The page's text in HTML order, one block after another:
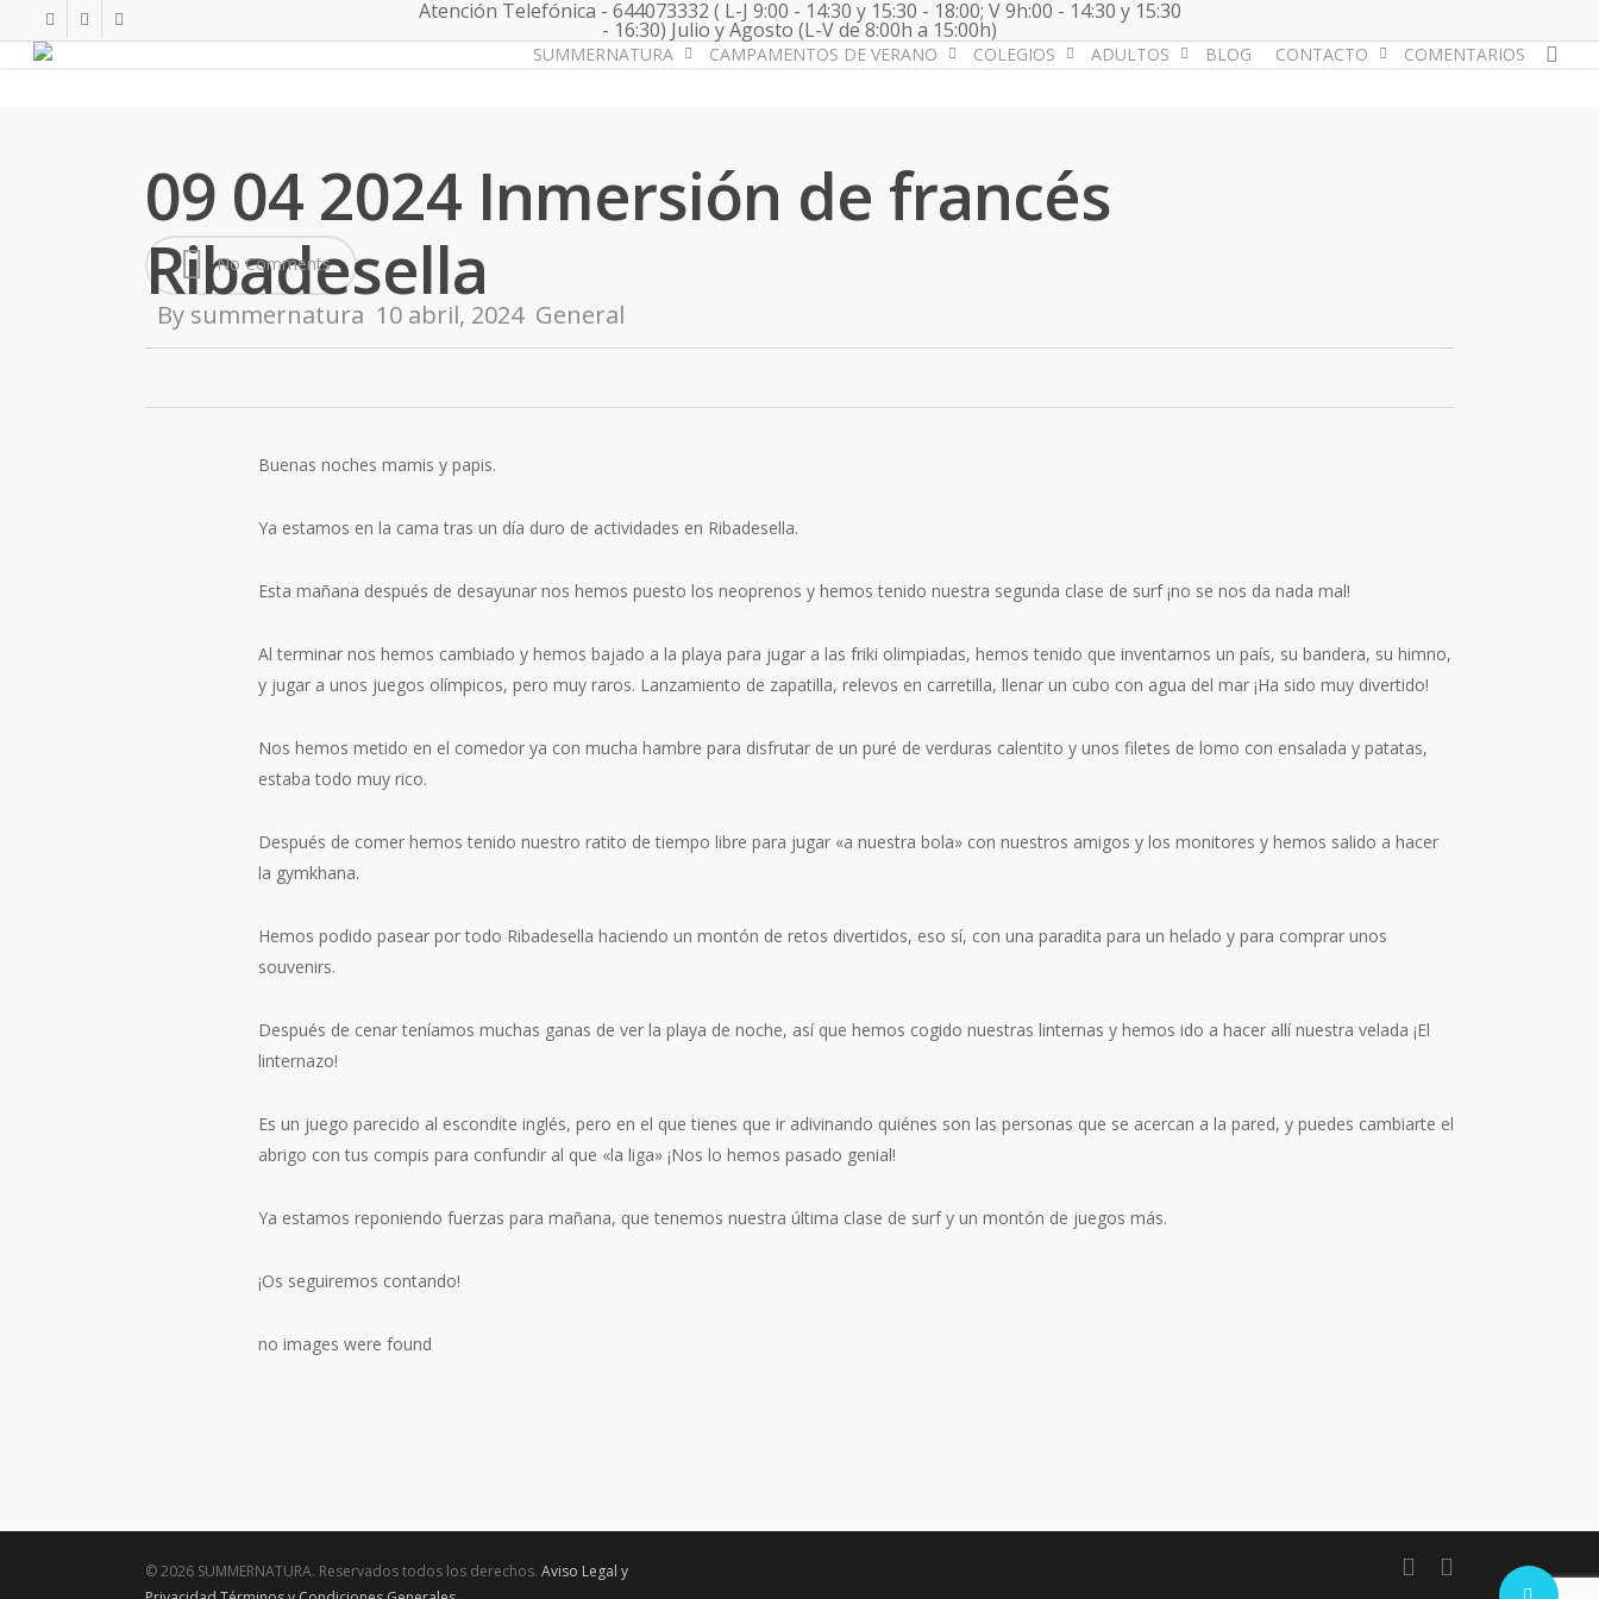
to
twitterfacebookinstagram Atención Telefónica - 644073332 ( L-J 9:00 - 14:30 y 15:30 - 18:00; V 9h:00 - 14:30 y 15:30
- 16:30) Julio y Agosto (L-V de 8:00h a 15:00h)
SUMMERNATURA CAMPAMENTOS DE VERANO COLEGIOS ADULTOS BLOG CONTACTO COMENTARIOS
09 04 2024 Inmersión de francés
Ribadesella
By summernatura 10 abril, 2024 General
No Comments
Buenas noches mamis y papis.
Ya estamos en la cama tras un día duro de actividades en Ribadesella.
Esta mañana después de desayunar nos hemos puesto los neoprenos y hemos tenido nuestra segunda clase de surf ¡no se nos da nada mal!
Al terminar nos hemos cambiado y hemos bajado a la playa para jugar a las friki olimpiadas, hemos tenido que inventarnos un país, su bandera, su himno,
y jugar a unos juegos olímpicos, pero muy raros. Lanzamiento de zapatilla, relevos en carretilla, llenar un cubo con agua del mar ¡Ha sido muy divertido!
Nos hemos metido en el comedor ya con mucha hambre para disfrutar de un puré de verduras calentito y unos filetes de lomo con ensalada y patatas,
estaba todo muy rico.
Después de comer hemos tenido nuestro ratito de tiempo libre para jugar «a nuestra bola» con nuestros amigos y los monitores y hemos salido a hacer
la gymkhana.
Hemos podido pasear por todo Ribadesella haciendo un montón de retos divertidos, eso sí, con una paradita para un helado y para comprar unos
souvenirs.
Después de cenar teníamos muchas ganas de ver la playa de noche, así que hemos cogido nuestras linternas y hemos ido a hacer allí nuestra velada ¡El
linternazo!
Es un juego parecido al escondite inglés, pero en el que tienes que ir adivinando quiénes son las personas que se acercan a la pared, y puedes cambiarte el
abrigo con tus compis para confundir al que «la liga» ¡Nos lo hemos pasado genial!
Ya estamos reponiendo fuerzas para mañana, que tenemos nuestra última clase de surf y un montón de juegos más.
¡Os seguiremos contando!
no images were found
© 2026 SUMMERNATURA. Reservados todos los derechos. Aviso Legal y
twitter facebook